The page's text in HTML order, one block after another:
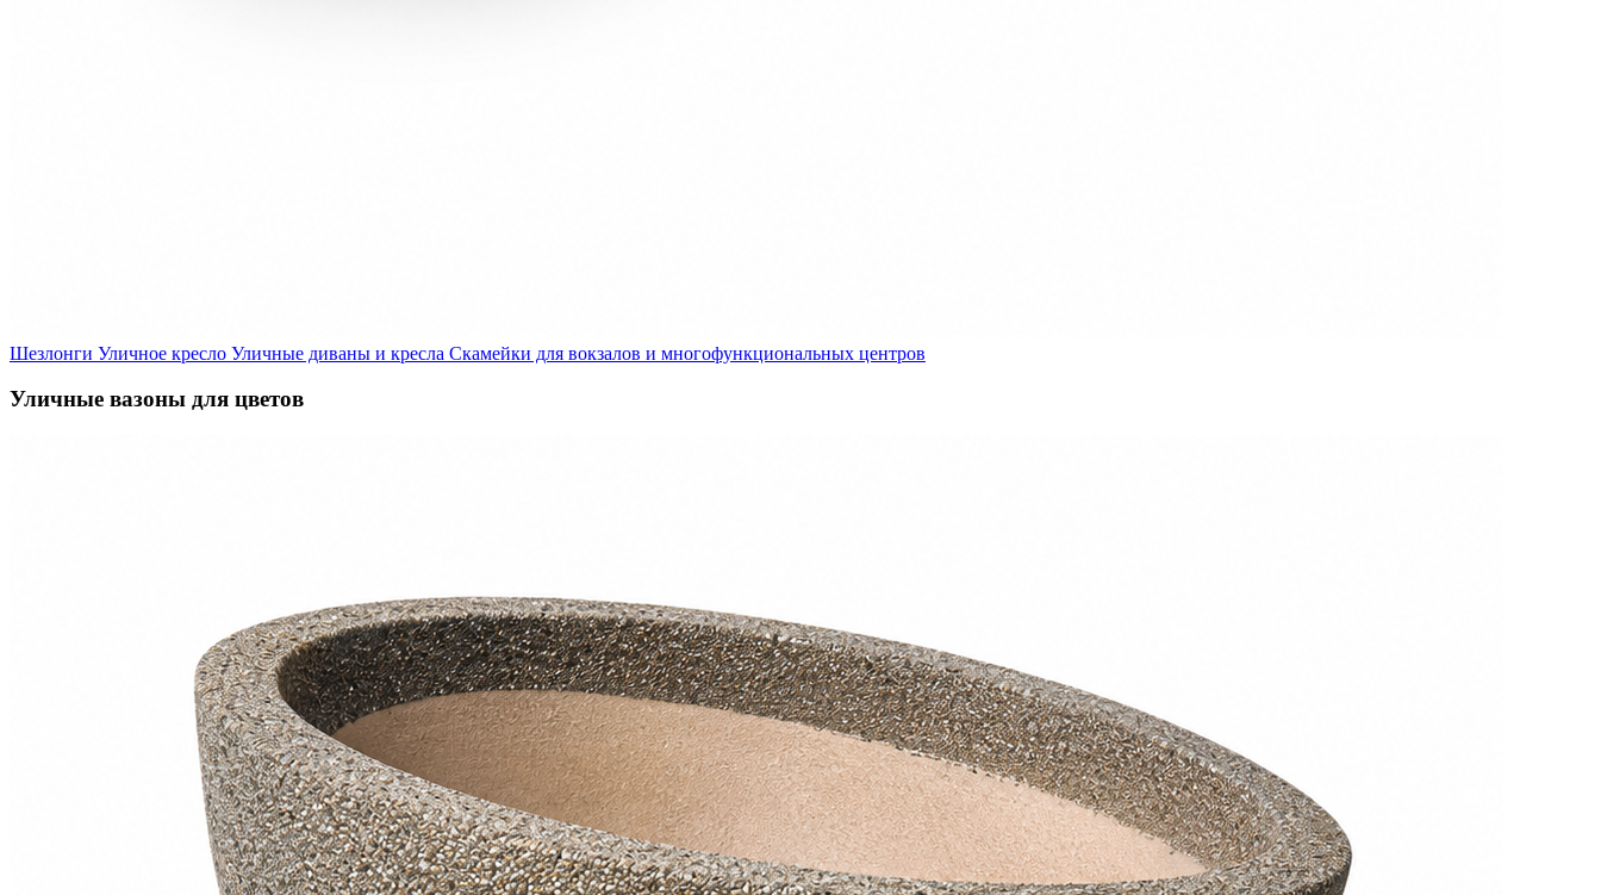
Шезлонги Уличное кресло Уличные диваны и кресла Скамейки для вокзалов и многофункциональных центров
Уличные вазоны для цветов